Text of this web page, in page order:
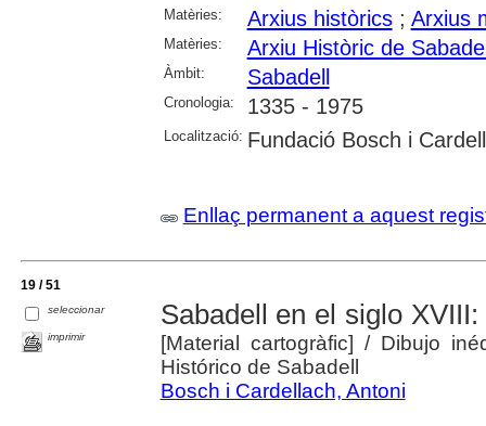
Matèries: Arxius històrics; Arxius
Matèries: Arxiu Històric de
Àmbit: Sabadell
Cronologia: 1335 - 1975
Localització: Fundació Bosch i
Enllaç permanent a aquest
19 / 51
seleccionar
imprimir
Sabadell en el siglo
[Material cartogràfic] / Dibujo
Histórico de Sabadell
Bosch i Cardellach, Antoni